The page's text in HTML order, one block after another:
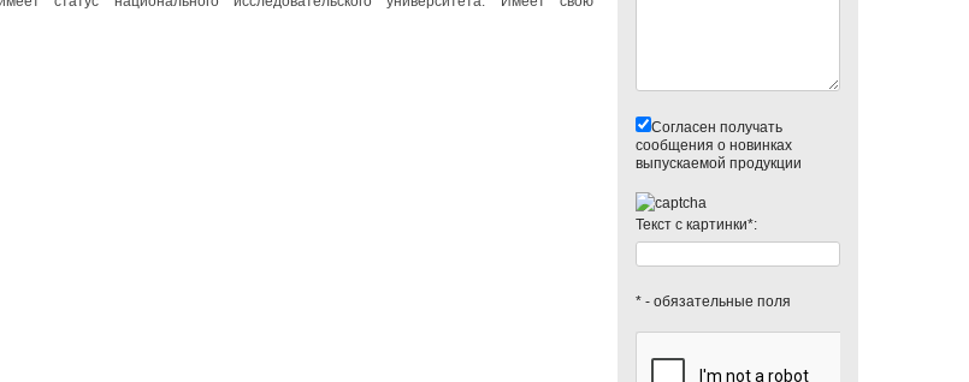
Согласен получать
сообщения о новинках
выпускаемой продукции
Текст с картинки*:
* - обязательные поля